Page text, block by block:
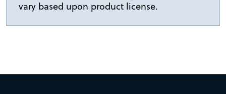
vary based upon product license.